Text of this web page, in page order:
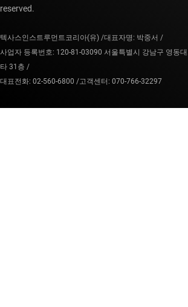
reserved.
텍사스인스트루먼트코리아(유) /대표자명: 박중서 /
사업자 등록번호: 120-81-03090 서울특별시 강남구 영동
타 31층 /
대표전화: 02-560-6800 /고객센터: 070-766-32297